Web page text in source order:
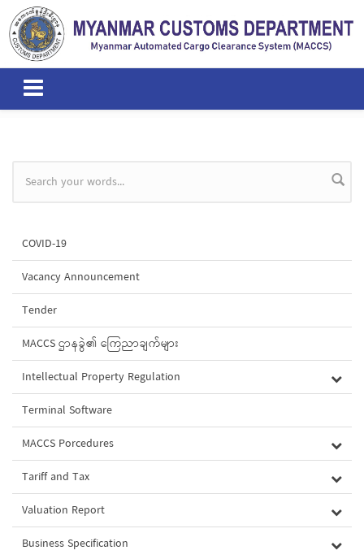
Skip to main content
Search form
COVID-19
Vacancy Announcement
Tender
MACCS ဌာနခွဲ၏ ကြေညာချက်များ
Intellectual Property Regulation
Terminal Software
MACCS Porcedures
Tariff and Tax
Valuation Report
Business Specification